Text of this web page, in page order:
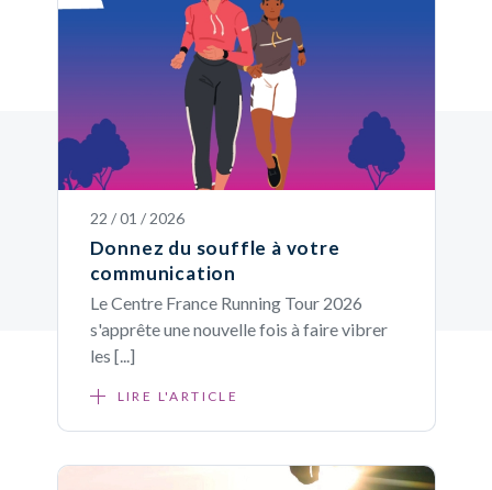
22 / 01 / 2026
Donnez du souffle à votre
communication
Le Centre France Running Tour 2026
s'apprête une nouvelle fois à faire vibrer
les [...]
LIRE L'ARTICLE